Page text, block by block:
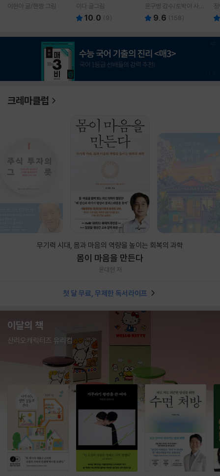
이현아 글/핸짱 그림 이다 글그림
10.0 (9)
윤구병 감수/토박이 사전
편찬실 편
9.6 (158)
크레마클럽
무기력 시대, 몸과 마음의 역량을 높이는 회복의 과학
몸이 마음을 만든다
윤대현 저
첫 달 무료, 무제한 독서라이프
이달의 책
산리오캐릭터즈 유리컵